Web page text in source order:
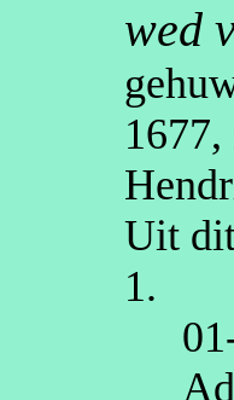
wed
1677,
Uit
1.